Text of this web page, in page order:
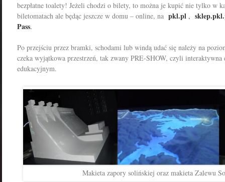
bezpłatne toalety! Jeżeli chodzi o bilety, to można je kupić nie tylko w
biletomatach ale będąc jeszcze w domu – online, na pkl.pl ,
Pass.
Po przejściu przez bramki, schodami lub windą udać się należy na
czeka wyjątkowa przestrzeń, tak zwany PRE-SHOW, czyli interaktywna
edukacyjnym.
Makieta zapory solińskiej oraz makieta Zalewu